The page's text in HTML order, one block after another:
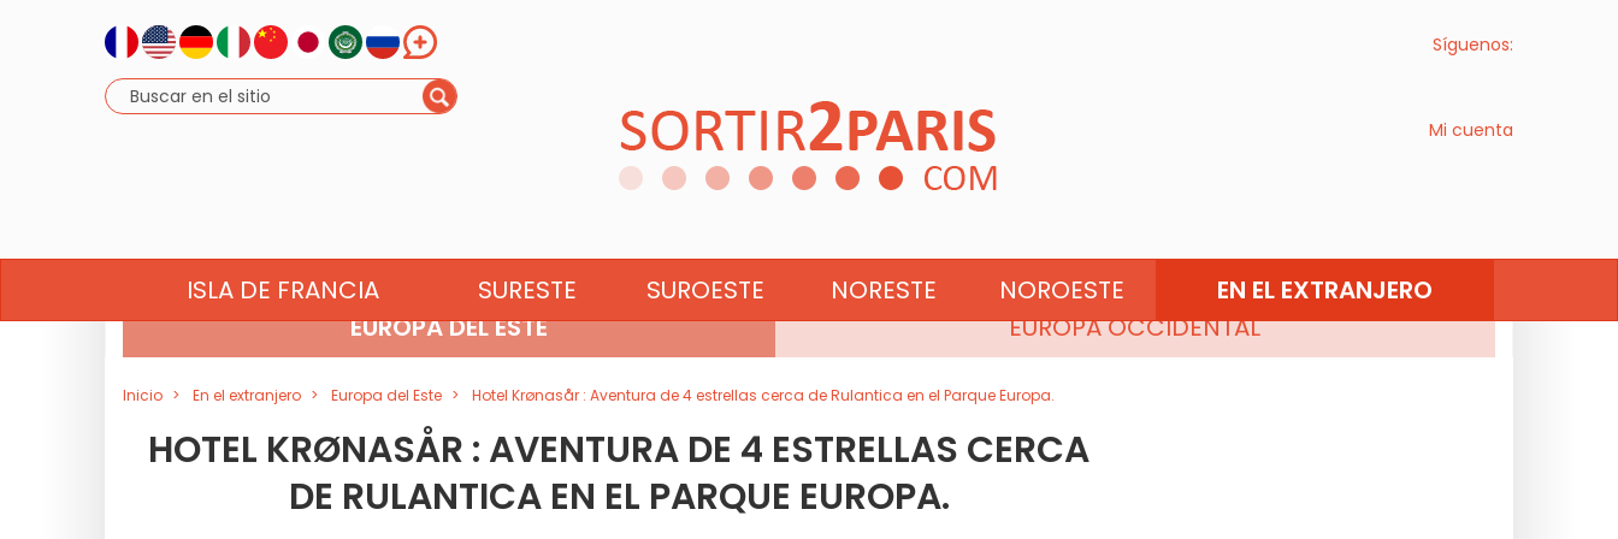
Síguenos:
Mi cuenta
ISLA DE FRANCIA SURESTE SUROESTE NORESTE NOROESTE EN EL EXTRANJERO
ÁFRICA DEL NORTE EUROPA DEL NORTE
EUROPA DEL SUR
EUROPA DEL ESTE
EUROPA OCCIDENTAL
Inicio En el extranjero Europa del Este Hotel Krønasår : Aventura de 4 estrellas cerca de Rulantica en el Parque Europa.
HOTEL KRØNASÅR : AVENTURA DE 4 ESTRELLAS CERCA
DE RULANTICA EN EL PARQUE EUROPA.